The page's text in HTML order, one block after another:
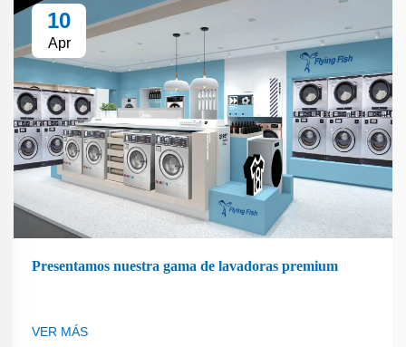
10
Apr
Presentamos nuestra gama de lavadoras premium
VER MÁS